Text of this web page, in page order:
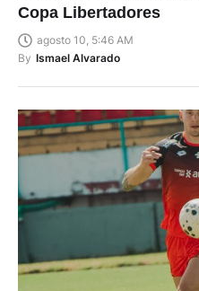
Copa Libertadores
agosto 10, 5:46 AM
By Ismael Alvarado